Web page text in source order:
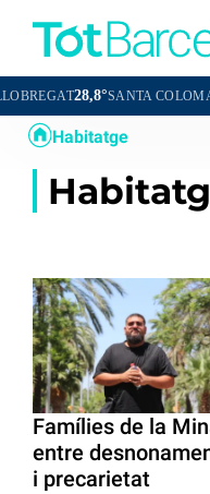
28,8°SANTA COLOMA DE
Habitatge
Famílies de la
entre
i precarietat